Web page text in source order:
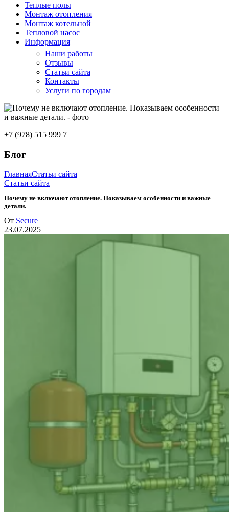
Теплые полы
Монтаж отопления
Монтаж котельной
Тепловой насос
Информация
Наши работы
Отзывы
Статьи сайта
Контакты
Услуги по городам
+7 (978) 515 999 7
Блог
ГлавнаяСтатьи сайта
Статьи сайта
Почему не включают отопление. Показываем особенности и важные
детали.
От Secure
23.07.2025